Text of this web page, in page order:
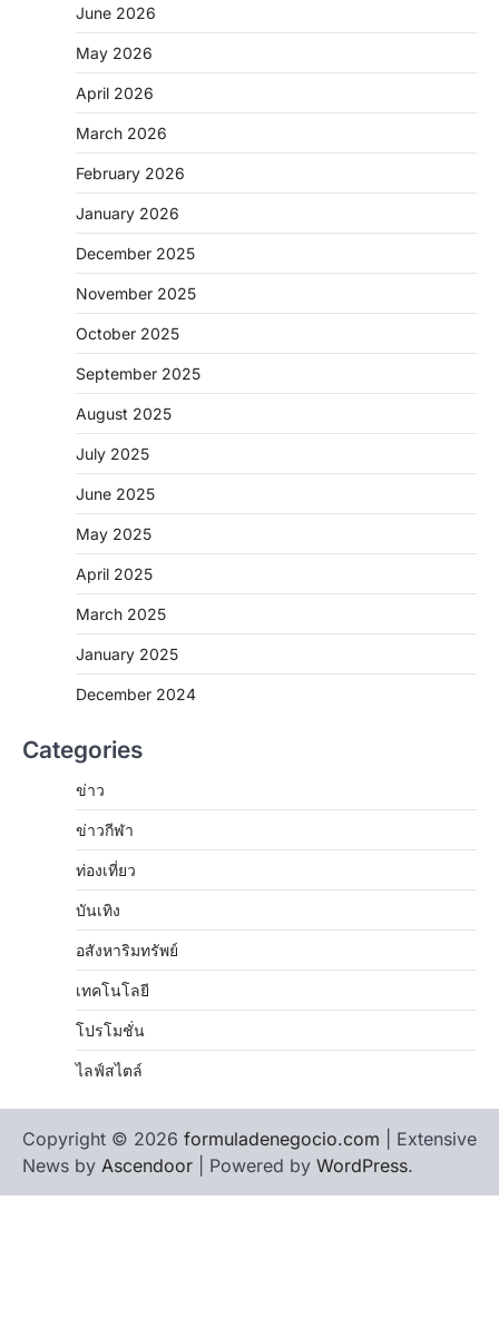
June 2026
May 2026
April 2026
March 2026
February 2026
January 2026
December 2025
November 2025
October 2025
September 2025
August 2025
July 2025
June 2025
May 2025
April 2025
March 2025
January 2025
December 2024
Categories
ข่าว
ข่าวกีฬา
ท่องเที่ยว
บันเทิง
อสังหาริมทรัพย์
เทคโนโลยี
โปรโมชั่น
ไลฟ์สไตล์
Copyright © 2026 formuladenegocio.com | Extensive
News by Ascendoor | Powered by WordPress.